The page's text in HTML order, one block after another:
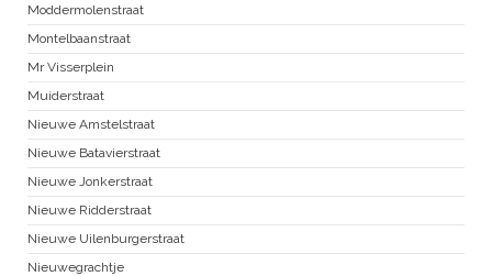
Moddermolenstraat
Montelbaanstraat
Mr Visserplein
Muiderstraat
Nieuwe Amstelstraat
Nieuwe Batavierstraat
Nieuwe Jonkerstraat
Nieuwe Ridderstraat
Nieuwe Uilenburgerstraat
Nieuwegrachtje